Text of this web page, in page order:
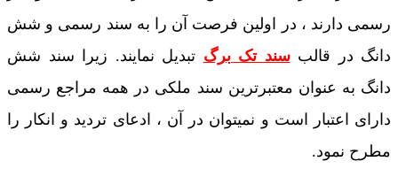
رسمی دارند ، در اولین فرصت آن را به سند رسمی و شش
دانگ در قالبسند تک برگ تبدیل نمایند. زیرا سند شش
دانگ به عنوان معتبرترین سند ملکی در همه مراجع رسمی
دارای اعتبار است و نمیتوان در آن ، ادعای تردید و انکار را
مطرح نمود.